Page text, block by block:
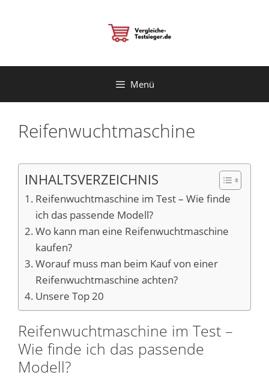
Menü
Reifenwuchtmaschine
INHALTSVERZEICHNIS
Reifenwuchtmaschine im Test – Wie finde
ich das passende Modell?
Wo kann man eine Reifenwuchtmaschine
kaufen?
Worauf muss man beim Kauf von einer
Reifenwuchtmaschine achten?
Unsere Top 20
Reifenwuchtmaschine im Test –
Wie finde ich das passende
Modell?